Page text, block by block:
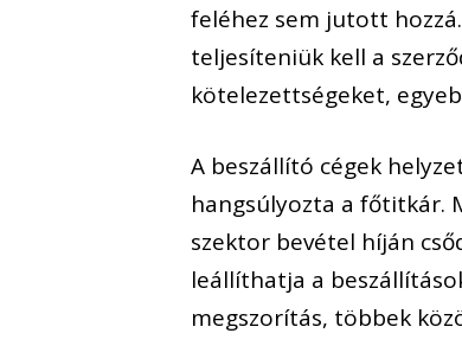
feléhez sem jutott
teljesíteniük kell a
kötelezettségeket,
A beszállító cégek
hangsúlyozta a főtitkár.
szektor bevétel híján
leállíthatja a
megszorítás, többek